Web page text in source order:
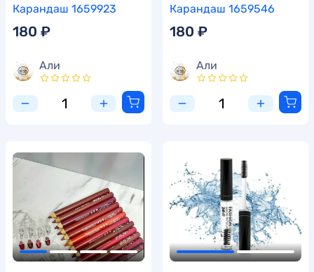
Карандаш 1659923
180 ₽
Али
Карандаш 1659546
180 ₽
Али